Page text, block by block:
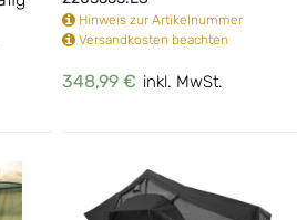
Hinweis zur Artikelnummer
Versandkosten beachten
348,99 € inkl. MwSt.